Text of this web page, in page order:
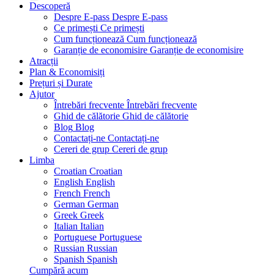
Descoperă
Despre E-pass Despre E-pass
Ce primești Ce primești
Cum funcționează Cum funcționează
Garanție de economisire Garanție de economisire
Atracții
Plan & Economisiți
Prețuri și Durate
Ajutor
Întrebări frecvente Întrebări frecvente
Ghid de călătorie Ghid de călătorie
Blog Blog
Contactați-ne Contactați-ne
Cereri de grup Cereri de grup
Limba
Croatian Croatian
English English
French French
German German
Greek Greek
Italian Italian
Portuguese Portuguese
Russian Russian
Spanish Spanish
Cumpără acum